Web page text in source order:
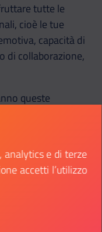
tutte le
cioè le tue
capacità di
di collaborazione,
queste
al loro utilizzo
Swift,
analytics e di terze
accetti l’utilizzo